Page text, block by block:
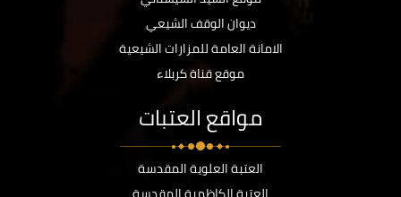
ديوان الوقف الشيعي
الامانة العامة للمزارات الشيعية
موقع قناة كربلاء
مواقع العتبات
العتبة العلوية المقدسة